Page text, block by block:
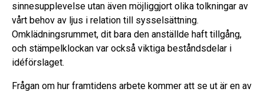
sinnesupplevelse utan även möjliggjort olika tolkningar av
vårt behov av ljus i relation till sysselsättning.
Omklädningsrummet, dit bara den anställde haft tillgång,
och stämpelklockan var också viktiga beståndsdelar i
idéförslaget.
Frågan om hur framtidens arbete kommer att se ut är en av